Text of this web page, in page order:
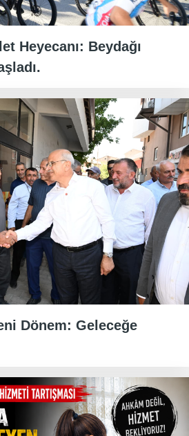
Heyecanı: Beydağı
Dönem: Geleceğe